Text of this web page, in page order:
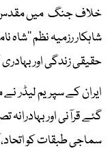
خلاف جنگ میں مقدس
شاہکار رزمیہ نظم ’’شاہ
حقیقی زندگی اور
ایران کے سپریم لیڈر نے
گئے قرآنی اور
سماجی طبقات کو